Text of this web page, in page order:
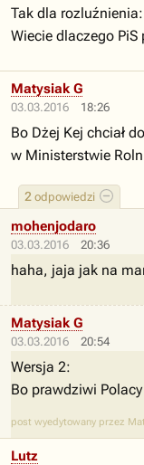
Tak dla rozluźnienia:
Wiecie dlaczego PiS
03.03.2016 18:26
2 odpowiedzi
Matysiak G
Bo Dżej Kej chciał
w Ministerstwie
03.03.2016 20:36
mohenjodaro
haha, jaja jak na
03.03.2016 20:54
Matysiak G
Wersja 2:
Bo prawdziwi
post wyedytowany przez
Lutz